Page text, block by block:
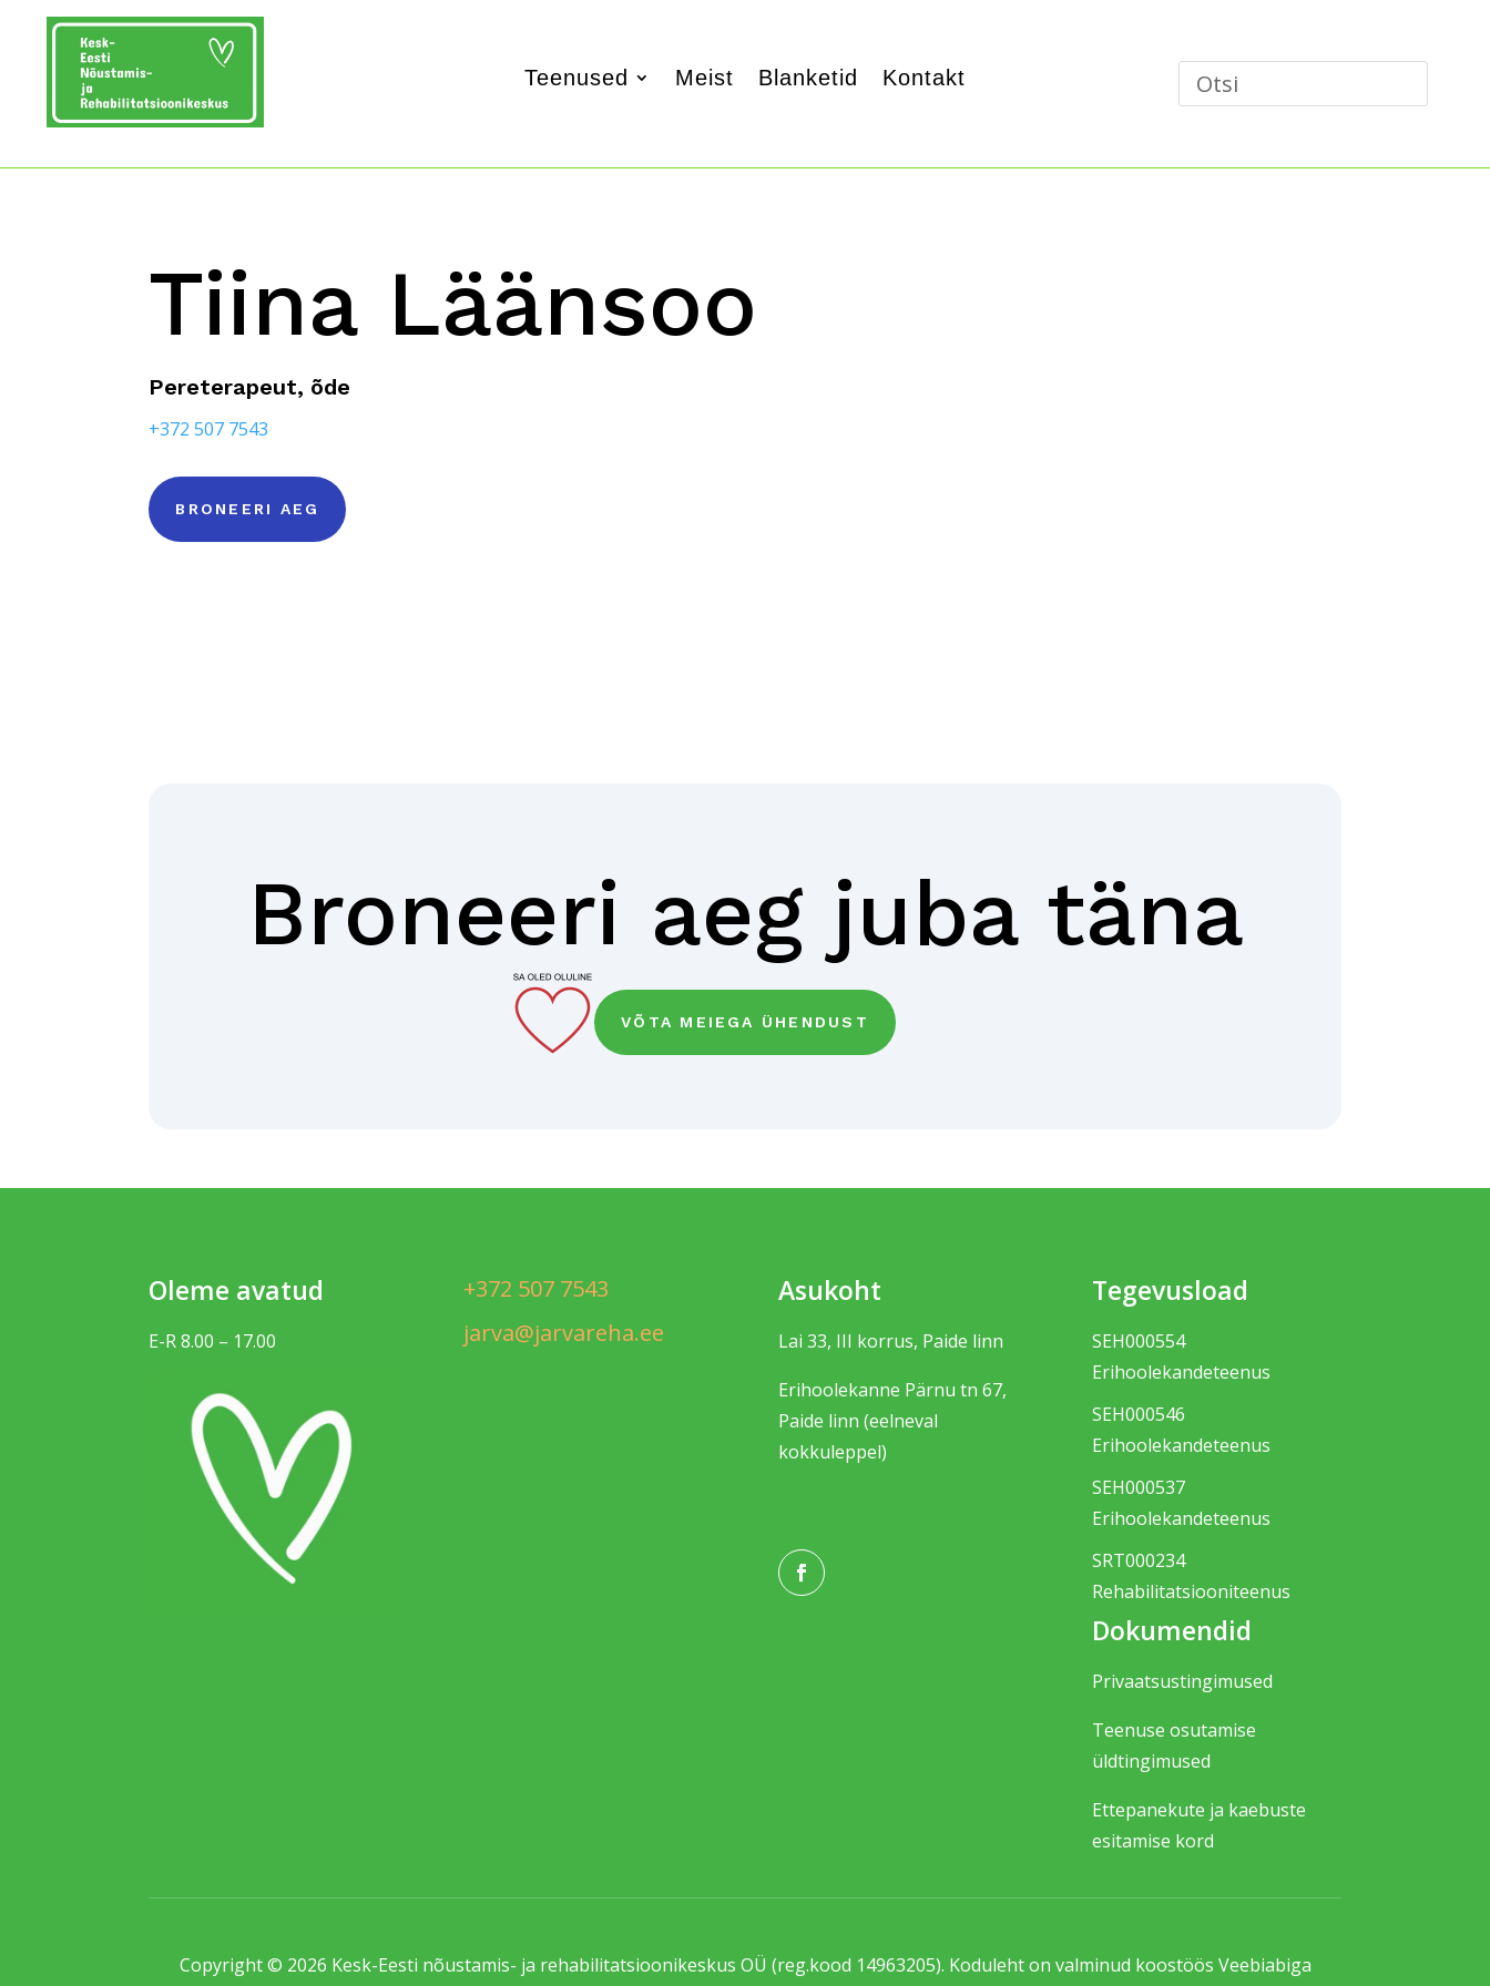
Teenused Meist Blanketid Kontakt
Tiina Läänsoo
Pereterapeut, õde
+372 507 7543
BRONEERI AEG
Broneeri aeg juba täna
VÕTA MEIEGA ÜHENDUST
Oleme avatud
E-R 8.00 – 17.00
+372 507 7543
jarva@jarvareha.ee
Asukoht
Lai 33, III korrus, Paide linn
Erihoolekanne Pärnu tn 67,
Paide linn (eelneval
kokkuleppel)
Tegevusload
SEH000554
Erihoolekandeteenus
SEH000546
Erihoolekandeteenus
SEH000537
Erihoolekandeteenus
SRT000234
Rehabilitatsiooniteenus
Dokumendid
Privaatsustingimused
Teenuse osutamise
üldtingimused
Ettepanekute ja kaebuste
esitamise kord
Copyright © 2026 Kesk-Eesti nõustamis- ja rehabilitatsioonikeskus OÜ (reg.kood 14963205). Koduleht on valminud koostöös Veebiabiga